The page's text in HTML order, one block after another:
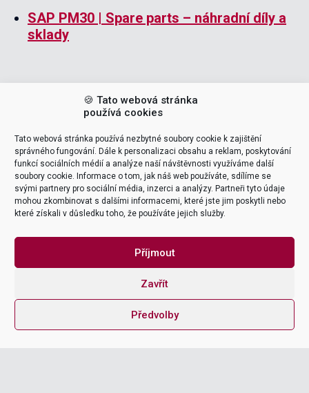
🍪 Tato webová stránka
používá cookies
Tato webová stránka používá nezbytné soubory cookie k zajištění
správného fungování. Dále k personalizaci obsahu a reklam, poskytování
funkcí sociálních médií a analýze naší návštěvnosti využíváme další
soubory cookie. Informace o tom, jak náš web používáte, sdílíme se
svými partnery pro sociální média, inzerci a analýzy. Partneři tyto údaje
mohou zkombinovat s dalšími informacemi, které jste jim poskytli nebo
které získali v důsledku toho, že používáte jejich služby.
Příjmout
Zavřít
Předvolby
SAP PM30 | Spare parts – náhradní díly a
sklady
POPTAT ŠKOLENÍ
VEDOUCÍ ŠKOLENÍ (LEADERS)
Tomáš Pohanka
support & delivery
